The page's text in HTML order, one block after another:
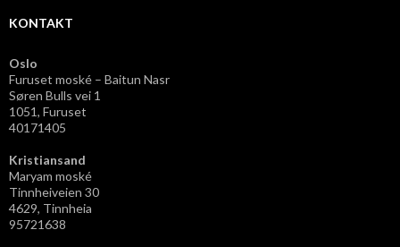
KONTAKT
Oslo
Furuset moské – Baitun Nasr
Søren Bulls vei 1
1051, Furuset
40171405
Kristiansand
Maryam moské
Tinnheiveien 30
4629, Tinnheia
95721638